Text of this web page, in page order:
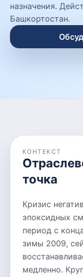
назначения.
Башкортостан.
КОНТЕКСТ
точка
Кризис
эпоксидных
период с
зимы 2009,
медленно.